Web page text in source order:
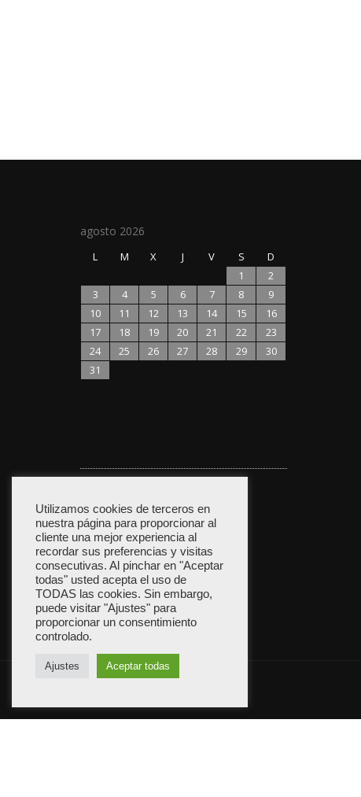
agosto 2026
L M X J V S
D
1
2
3
4 5 6 7 8
9
10
11 12 13 14 15
16
17
18 19 20 21 22
23
24
25 26 27 28 29
30
31
Política de cookies
funciona con
Utilizamos cookies de terceros en
nuestra página para proporcionar al
cliente una mejor experiencia al
recordar sus preferencias y visitas
consecutivas. Al pinchar en "Aceptar
todas" usted acepta el uso de
TODAS las cookies. Sin embargo,
puede visitar "Ajustes" para
proporcionar un consentimiento
controlado.
Ajustes Aceptar todas